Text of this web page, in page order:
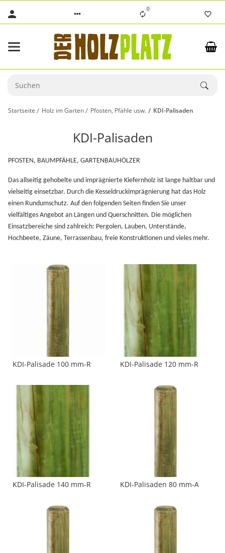
0
Startseite Holz im Garten Pfosten, Pfähle usw. KDI-Palisaden
KDI-Palisaden
PFOSTEN, BAUMPFÄHLE, GARTENBAUHÖLZER
Das allseitig gehobelte und imprägnierte Kiefernholz ist lange haltbar und
vielseitig einsetzbar. Durch die Kesseldruckimprägnierung hat das Holz
einen Rundumschutz. Auf den folgenden Seiten finden Sie unser
vielfältiges Angebot an Längen und Querschnitten. Die möglichen
Einsatzbereiche sind zahlreich: Pergolen, Lauben, Unterstände,
Hochbeete, Zäune, Terrassenbau, freie Konstruktionen und vieles mehr.
KDI-Palisade 100 mm-R KDI-Palisade 120 mm-R
KDI-Palisade 140 mm-R KDI-Palisaden 80 mm-A